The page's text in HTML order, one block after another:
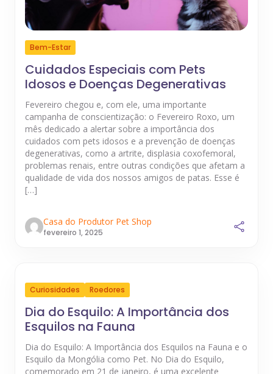
Bem-Estar
Cuidados Especiais com Pets
Idosos e Doenças Degenerativas
Fevereiro chegou e, com ele, uma importante
campanha de conscientização: o Fevereiro Roxo, um
mês dedicado a alertar sobre a importância dos
cuidados com pets idosos e a prevenção de doenças
degenerativas, como a artrite, displasia coxofemoral,
problemas renais, entre outras condições que afetam a
qualidade de vida dos nossos amigos de patas. Esse é
[…]
Casa do Produtor Pet Shop
fevereiro 1, 2025
Curiosidades Roedores
Dia do Esquilo: A Importância dos
Esquilos na Fauna
Dia do Esquilo: A Importância dos Esquilos na Fauna e o
Esquilo da Mongólia como Pet. No Dia do Esquilo,
comemorado em 21 de janeiro, é uma excelente